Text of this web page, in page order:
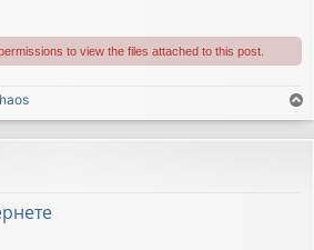
to view the files attached to this post.
o
p